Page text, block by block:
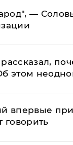
—
этом
впервые
говорить